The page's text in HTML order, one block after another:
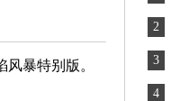
暴特别版。